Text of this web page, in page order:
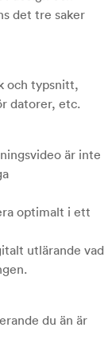
det tre saker
och typsnitt,
datorer, etc.
är inte
optimalt i ett
utlärande vad
du än är